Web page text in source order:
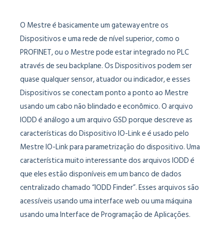
O Mestre é basicamente um gateway entre os
Dispositivos e uma rede de nível superior, como o
PROFINET, ou o Mestre pode estar integrado no PLC
através de seu backplane. Os Dispositivos podem ser
quase qualquer sensor, atuador ou indicador, e esses
Dispositivos se conectam ponto a ponto ao Mestre
usando um cabo não blindado e econômico. O arquivo
IODD é análogo a um arquivo GSD porque descreve as
características do Dispositivo IO-Link e é usado pelo
Mestre IO-Link para parametrização do dispositivo. Uma
característica muito interessante dos arquivos IODD é
que eles estão disponíveis em um banco de dados
centralizado chamado “IODD Finder”. Esses arquivos são
acessíveis usando uma interface web ou uma máquina
usando uma Interface de Programação de Aplicações.